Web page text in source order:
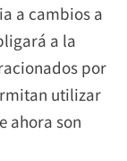
a cambios a
a la
por
utilizar
ahora son